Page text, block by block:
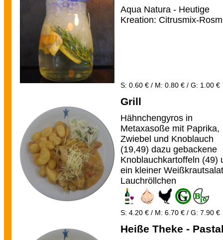
Aqua Natura - Heutige
Kreation: Citrusmix-
S: 0.60 € / M: 0.80 € / G: 1.00 €
Grill
Hähnchengyros in
Metaxasoße mit Paprika,
Zwiebel und Knoblauch
(19,49) dazu gebackene
Knoblauchkartoffeln (49)
ein kleiner
Lauchröllchen
S: 4.20 € / M: 6.70 € / G: 7.90 €
Heiße Theke -